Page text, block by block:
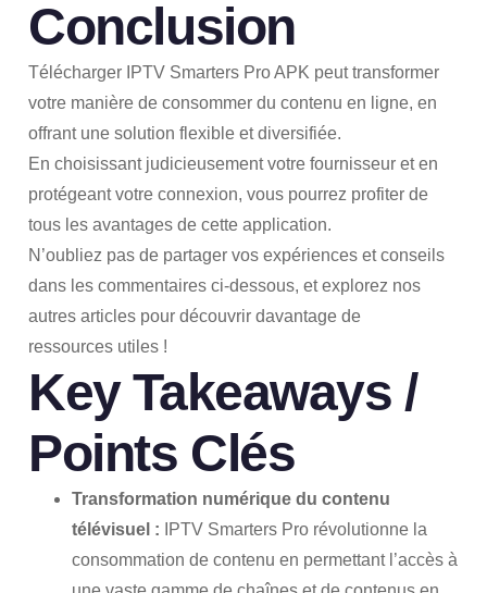
Conclusion
Télécharger IPTV Smarters Pro APK peut transformer
votre manière de consommer du contenu en ligne, en
offrant une solution flexible et diversifiée.
En choisissant judicieusement votre fournisseur et en
protégeant votre connexion, vous pourrez profiter de
tous les avantages de cette application.
N’oubliez pas de partager vos expériences et conseils
dans les commentaires ci-dessous, et explorez nos
autres articles pour découvrir davantage de
ressources utiles !
Key Takeaways /
Points Clés
Transformation numérique du contenu
télévisuel : IPTV Smarters Pro révolutionne la
consommation de contenu en permettant l’accès à